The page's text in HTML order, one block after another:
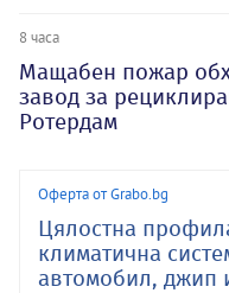
8 часа
Мащабен пожар
завод за
Ротердам
Оферта от Grabo.bg
Цялостна
климатична
автомобил, джип